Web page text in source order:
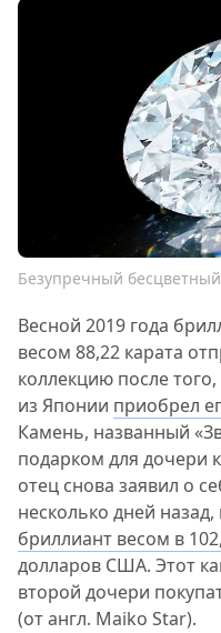
Безупречный
Весной 2019 года
весом 88,22 карата
коллекцию после
из Японии приобрел
Камень, названный
подарком для дочери
отец снова заявил о
несколько дней
бриллиант весом в
долларов США. Этот
второй дочери
(от англ. Maiko Star).